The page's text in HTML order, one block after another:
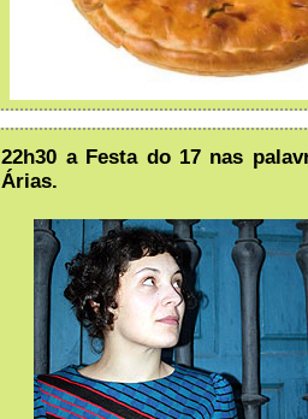
22h30 a Festa do 17 nas
Árias.